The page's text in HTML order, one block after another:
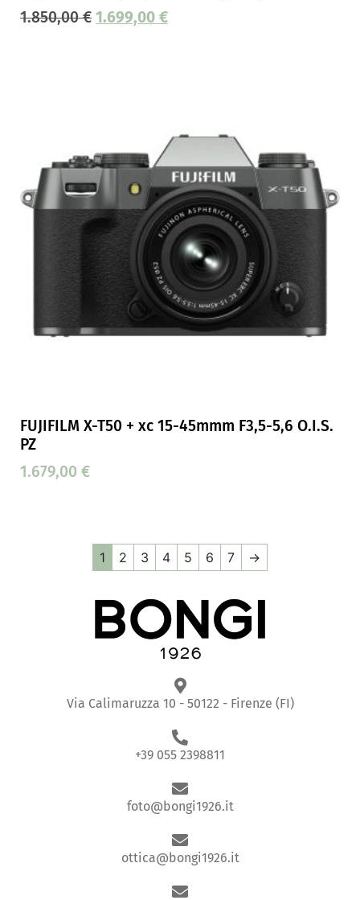
1.850,00€ 1.699,00 €
FUJIFILM X-T50 + xc 15-45mmm F3,5-5,6 O.I.S.
PZ
1.679,00 €
1 2 3 4 5 6 7 →
Via Calimaruzza 10 - 50122 - Firenze (FI)
+39 055 2398811
foto@bongi1926.it
ottica@bongi1926.it